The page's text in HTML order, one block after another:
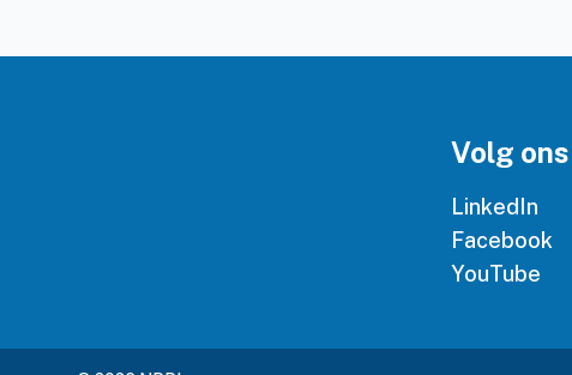
Volg ons
LinkedIn
Facebook
YouTube